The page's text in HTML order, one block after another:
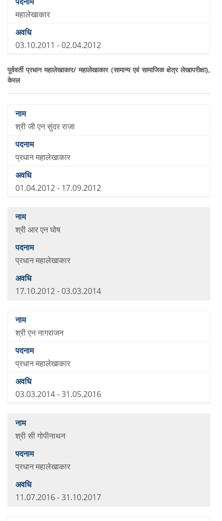
महालेखाकार
03.10.2011 - 02.04.2012
पूर्ववर्ती प्रधान महालेखाकार/ महालेखाकार (सामान्य एवं सामाजिक क्षेत्र लेखापरीक्षा),
केरल
श्री जी एन सुंदर राजा
प्रधान महालेखाकार
01.04.2012 - 17.09.2012
श्री आर एन घोष
प्रधान महालेखाकार
17.10.2012 - 03.03.2014
श्री एन नागराजन
प्रधान महालेखाकार
03.03.2014 - 31.05.2016
श्री सी गोपीनाथन
प्रधान महालेखाकार
11.07.2016 - 31.10.2017